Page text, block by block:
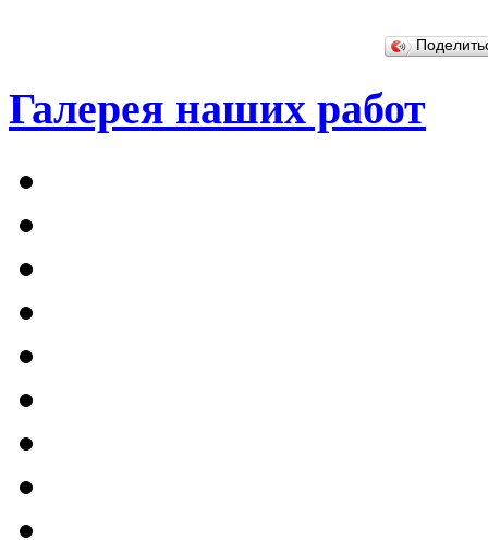
Галерея наших работ